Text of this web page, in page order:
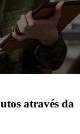
através da